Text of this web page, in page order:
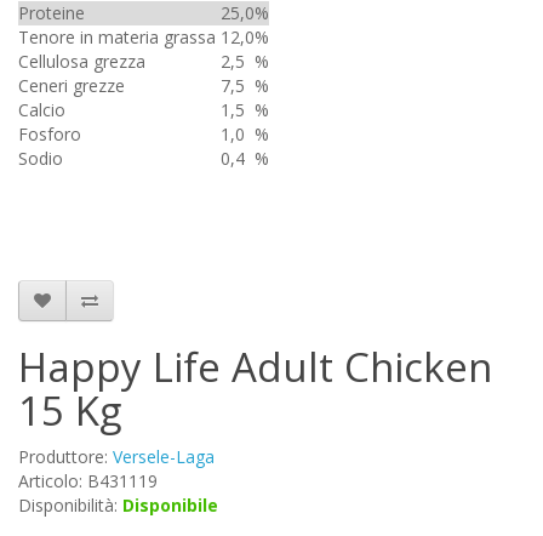
Proteine 25,0%
Tenore in materia grassa 12,0%
Cellulosa grezza
2,5 %
Ceneri grezze
7,5 %
Calcio
1,5 %
Fosforo
1,0 %
Sodio
0,4 %
Happy Life Adult Chicken
15 Kg
Produttore: Versele-Laga
Articolo: B431119
Disponibilità: Disponibile